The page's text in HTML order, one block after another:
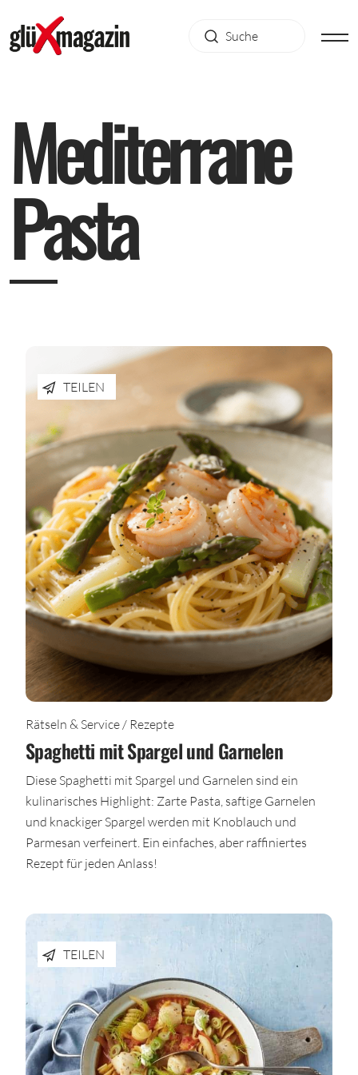
Mediterrane
Pasta
TEILEN
Rätseln & Service / Rezepte
Spaghetti mit Spargel und Garnelen
Diese Spaghetti mit Spargel und Garnelen sind ein
kulinarisches Highlight: Zarte Pasta, saftige Garnelen
und knackiger Spargel werden mit Knoblauch und
Parmesan verfeinert. Ein einfaches, aber raffiniertes
Rezept für jeden Anlass!
TEILEN